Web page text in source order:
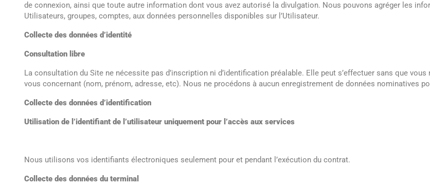
de connexion, ainsi que toute autre information dont vous avez autorisé la divulgation. Nous pouvons agréger les
Utilisateurs, groupes, comptes, aux données personnelles disponibles sur l’Utilisateur.
Collecte des données d’identité
Consultation libre
La consultation du Site ne nécessite pas d’inscription ni d’identification préalable. Elle peut s’effectuer sans que
vous concernant (nom, prénom, adresse, etc). Nous ne procédons à aucun enregistrement de données nominatives
Collecte des données d’identification
Utilisation de l’identifiant de l’utilisateur uniquement pour l’accès aux services
Nous utilisons vos identifiants électroniques seulement pour et pendant l’exécution du contrat.
Collecte des données du terminal